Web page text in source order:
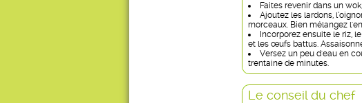
Faites revenir dans un
Ajoutez les lardons,
morceaux. Bien mélangez
Incorporez ensuite le riz,
et les œufs battus.
Versez un peu d'eau en
trentaine de minutes.
Le conseil du chef